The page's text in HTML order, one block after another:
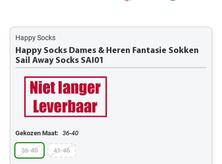
Happy Socks
Happy Socks Dames & Heren Fantasie Sokken
Sail Away Socks SAI01
Gekozen Maat: 36-40
36-40 41-46